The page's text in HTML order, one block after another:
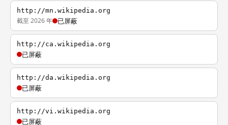
http://mn.wikipedia.org
截至 2026 年 已屏蔽
http://ca.wikipedia.org
已屏蔽
http://da.wikipedia.org
已屏蔽
http://vi.wikipedia.org
已屏蔽